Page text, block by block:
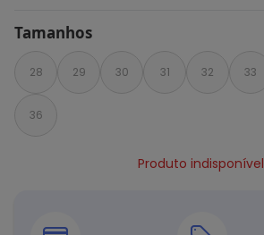
Tamanhos
28 29 30 31 32 33
36
Produto indisponível